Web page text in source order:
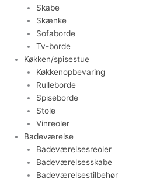
Skabe
Skænke
Sofaborde
Tv-borde
Køkken/spisestue
Køkkenopbevaring
Rulleborde
Spiseborde
Stole
Vinreoler
Badeværelse
Badeværelsesreoler
Badeværelsesskabe
Badeværelsestilbehør